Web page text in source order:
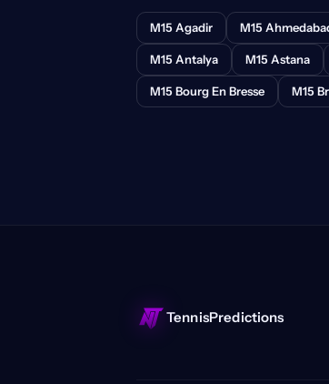
M15 Agadir M15
M15 Antalya M15 Astana
M15 Bourg En Bresse M15
TennisPredictions